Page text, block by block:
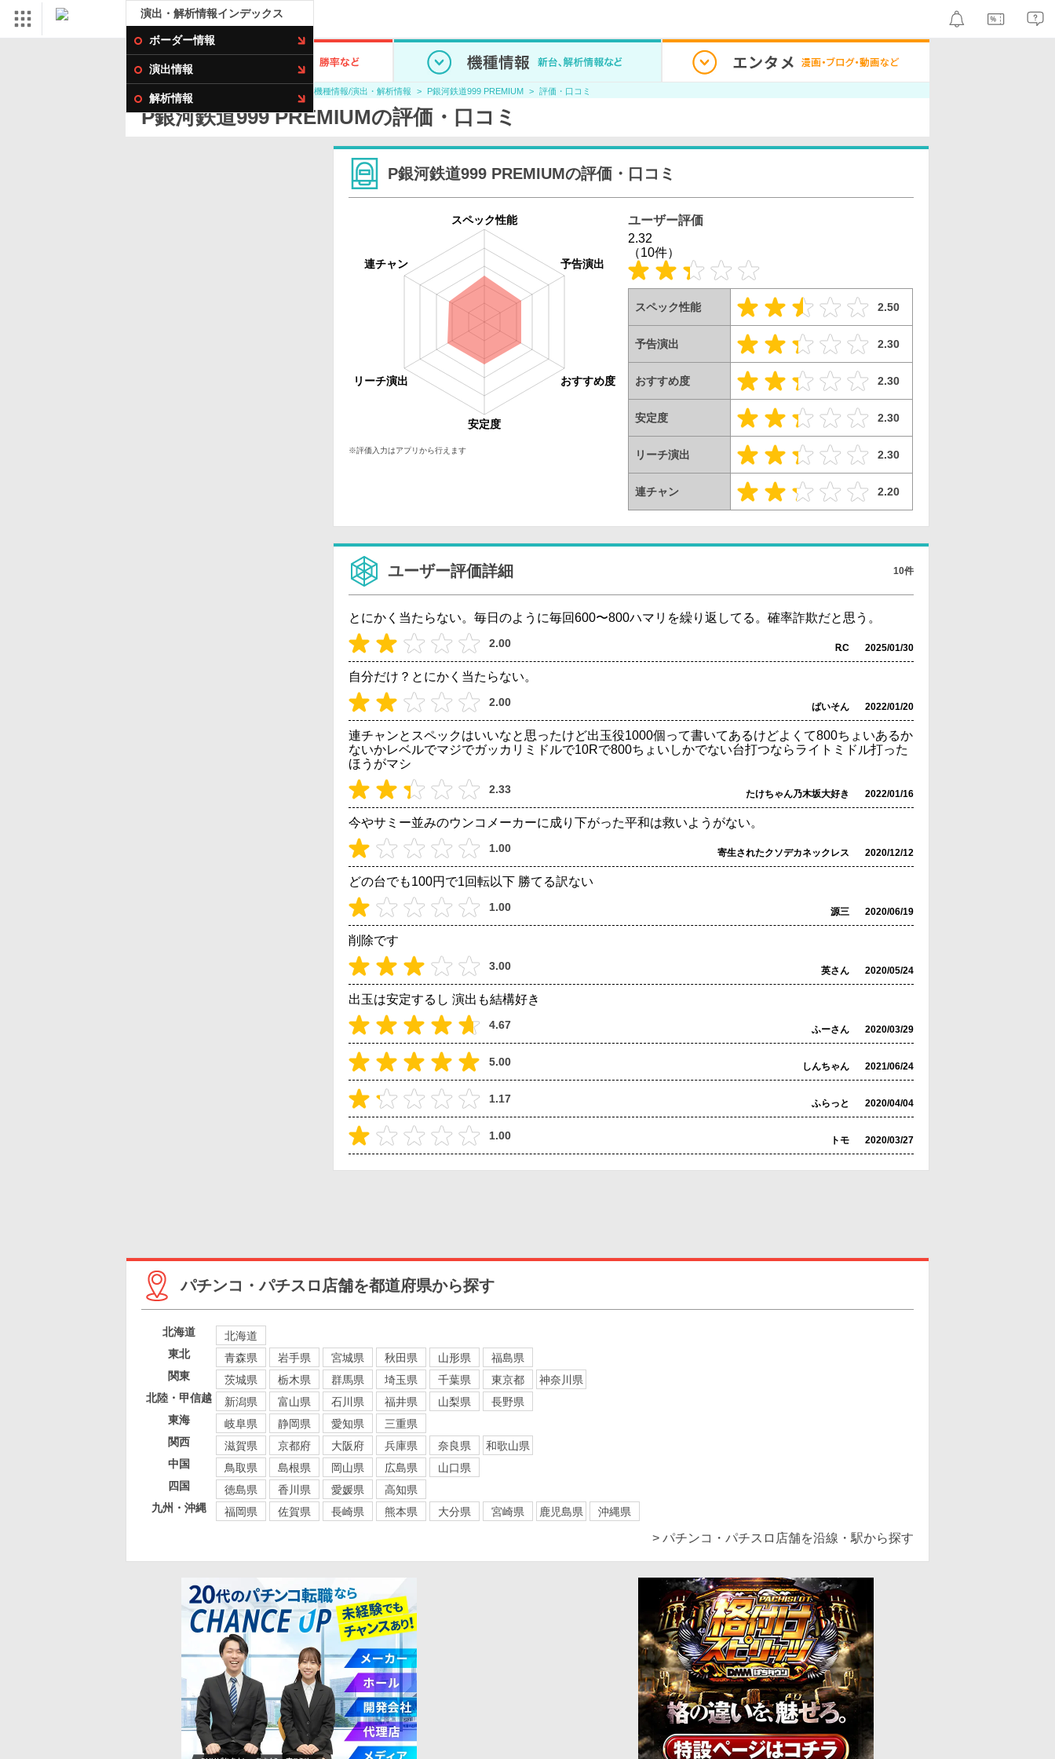
DMMぱちタウン パチンコ・パチスロ機種情報/演出・解析情報 P銀河鉄道999 PREMIUM 評価・口コミ
P銀河鉄道999 PREMIUMの評価・口コミ
演出・解析情報インデックス
ボーダー情報
演出情報
解析情報
P銀河鉄道999 PREMIUMの評価・口コミ
スペック性能
予告演出
おすすめ度
安定度
リーチ演出
連チャン
※評価入力はアプリから行えます
ユーザー評価
2.32
（10件）
スペック性能 2.50
予告演出 2.30
おすすめ度 2.30
安定度 2.30
リーチ演出 2.30
連チャン 2.20
ユーザー評価詳細 10件
とにかく当たらない。毎日のように毎回600〜800ハマリを繰り返してる。確率詐欺だと思う。
2.00 ᎡC 2025/01/30
自分だけ？とにかく当たらない。
2.00 ばいそん 2022/01/20
連チャンとスペックはいいなと思ったけど出玉役1000個って書いてあるけどよくて800ちょいあるか
ないかレベルでマジでガッカリミドルで10Rで800ちょいしかでない台打つならライトミドル打った
ほうがマシ
2.33 たけちゃん乃木坂大好き 2022/01/16
今やサミー並みのウンコメーカーに成り下がった平和は救いようがない。
1.00 寄生されたクソデカネックレス 2020/12/12
どの台でも100円で1回転以下 勝てる訳ない
1.00 源三 2020/06/19
削除です
3.00 英さん 2020/05/24
出玉は安定するし 演出も結構好き
4.67 ふーさん 2020/03/29
5.00 しんちゃん 2021/06/24
1.17 ふらっと 2020/04/04
1.00 トモ 2020/03/27
パチンコ・パチスロ店舗を都道府県から探す
北海道
北海道
東北
青森県 岩手県 宮城県 秋田県 山形県
福島県
関東
茨城県 栃木県 群馬県 埼玉県 千葉県 東京都
神奈川県
北陸・甲信越
新潟県 富山県 石川県 福井県 山梨県
長野県
東海
岐阜県 静岡県 愛知県
三重県
関西
滋賀県 京都府 大阪府 兵庫県 奈良県
和歌山県
中国
鳥取県 島根県 岡山県 広島県
山口県
四国
徳島県 香川県 愛媛県
高知県
九州・沖縄
福岡県 佐賀県 長崎県 熊本県 大分県 宮崎県 鹿児島県 沖縄県
> パチンコ・パチスロ店舗を沿線・駅から探す